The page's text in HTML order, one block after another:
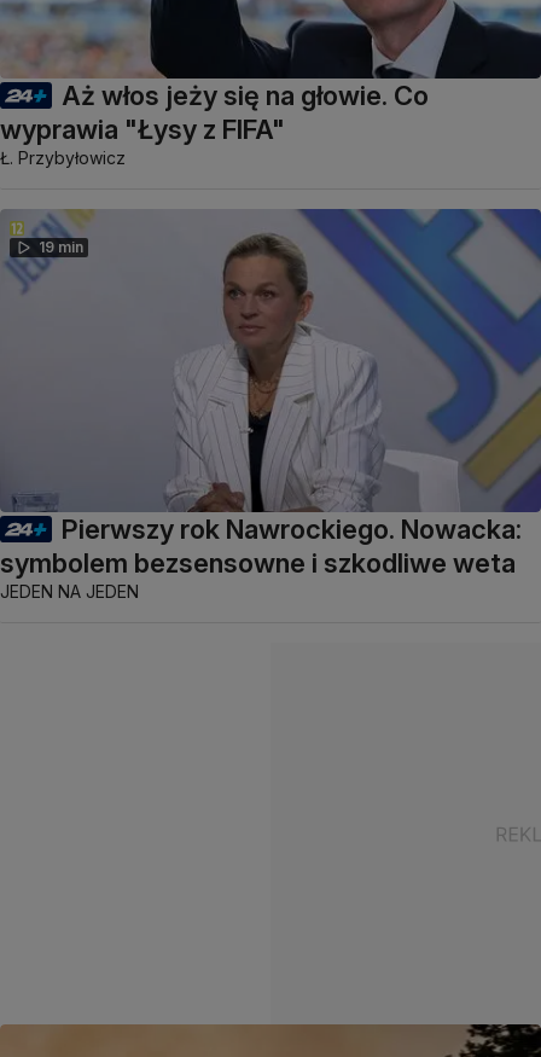
Aż włos jeży się na głowie. Co
wyprawia "Łysy z FIFA"
Ł. Przybyłowicz
19 min
Pierwszy rok Nawrockiego. Nowacka:
symbolem bezsensowne i szkodliwe weta
JEDEN NA JEDEN